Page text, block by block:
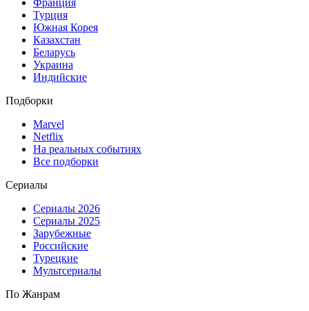
Франция
Турция
Южная Корея
Казахстан
Беларусь
Украина
Индийские
Подборки
Marvel
Netflix
На реальных событиях
Все подборки
Сериалы
Сериалы 2026
Сериалы 2025
Зарубежные
Российские
Турецкие
Мультсериалы
По Жанрам